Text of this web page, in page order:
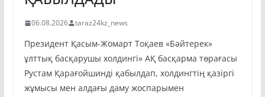
06.08.2026 taraz24kz_news
Президент Қасым-Жомарт Тоқаев «Бәйтерек»
ұлттық басқарушы холдингі» АҚ басқарма төрағасы
Рустам Қарағойшинді қабылдап, холдингтің қазіргі
жұмысы мен алдағы даму жоспарымен